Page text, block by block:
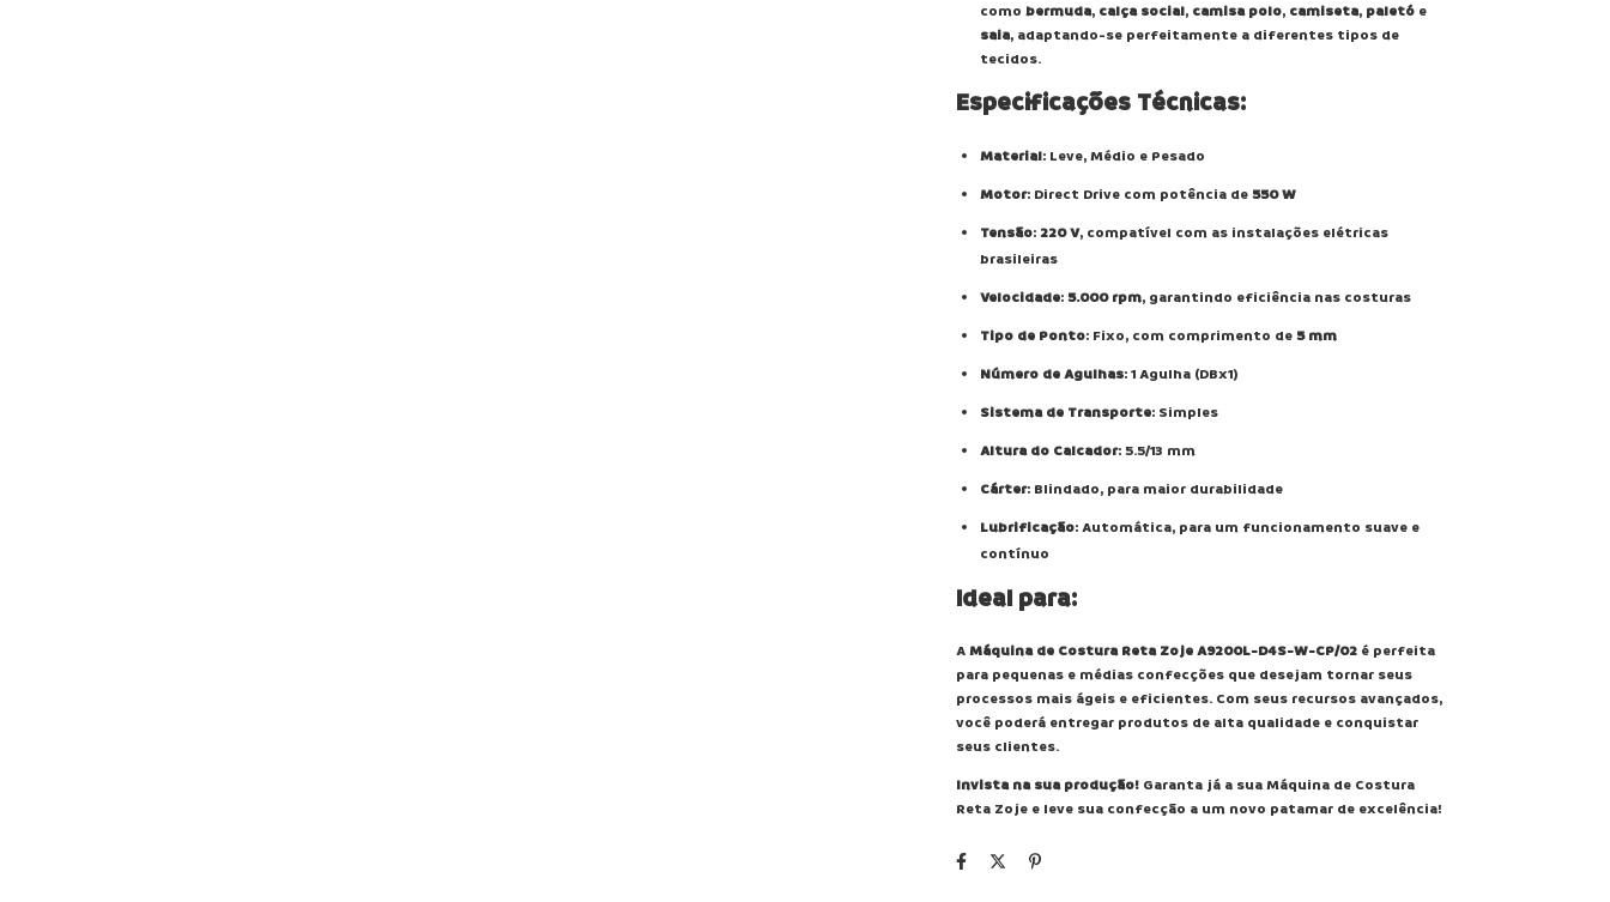
como bermuda, calça social, camisa polo, camiseta, paletó e
saia, adaptando-se perfeitamente a diferentes tipos de
tecidos.
Especificações Técnicas:
Material: Leve, Médio e Pesado
Motor: Direct Drive com potência de550 W
Tensão: 220 V, compatível com as instalações elétricas
brasileiras
Velocidade:5.000 rpm, garantindo eficiência nas costuras
Tipo de Ponto: Fixo, com comprimento de5 mm
Número de Agulhas: 1 Agulha (DBx1)
Sistema de Transporte: Simples
Altura do Calcador: 5.5/13 mm
Cárter: Blindado, para maior durabilidade
Lubrificação: Automática, para um funcionamento suave e
contínuo
Ideal para:
AMáquina de Costura Reta Zoje A9200L-D4S-W-CP/02 é perfeita
para pequenas e médias confecções que desejam tornar seus
processos mais ágeis e eficientes. Com seus recursos avançados,
você poderá entregar produtos de alta qualidade e conquistar
seus clientes.
Invista na sua produção! Garanta já a sua Máquina de Costura
Reta Zoje e leve sua confecção a um novo patamar de excelência!